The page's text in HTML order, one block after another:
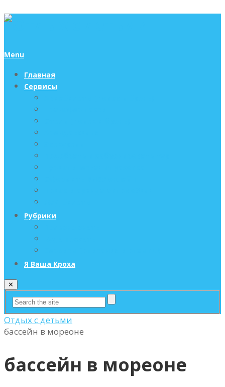
Menu
Главная
Сервисы
Рубрики
Я Ваша Кроха
✕
Отдых с детьми
бассейн в мореоне
бассейн в мореоне